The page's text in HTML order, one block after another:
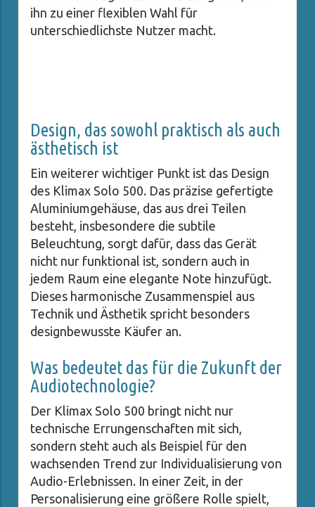
ihn zu einer flexiblen Wahl für
unterschiedlichste Nutzer macht.
Design, das sowohl praktisch als auch
ästhetisch ist
Ein weiterer wichtiger Punkt ist das Design
des Klimax Solo 500. Das präzise gefertigte
Aluminiumgehäuse, das aus drei Teilen
besteht, insbesondere die subtile
Beleuchtung, sorgt dafür, dass das Gerät
nicht nur funktional ist, sondern auch in
jedem Raum eine elegante Note hinzufügt.
Dieses harmonische Zusammenspiel aus
Technik und Ästhetik spricht besonders
designbewusste Käufer an.
Was bedeutet das für die Zukunft der
Audiotechnologie?
Der Klimax Solo 500 bringt nicht nur
technische Errungenschaften mit sich,
sondern steht auch als Beispiel für den
wachsenden Trend zur Individualisierung von
Audio-Erlebnissen. In einer Zeit, in der
Personalisierung eine größere Rolle spielt,